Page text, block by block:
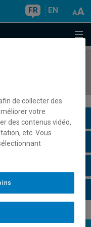
FR EN
de collecter des
votre
des contenus vidéo,
etc. Vous